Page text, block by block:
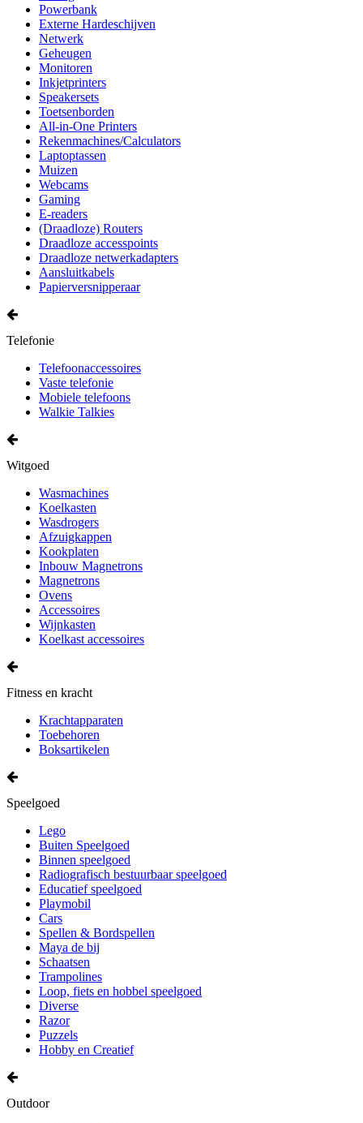
Powerbank
Externe Hardeschijven
Netwerk
Geheugen
Monitoren
Inkjetprinters
Speakersets
Toetsenborden
All-in-One Printers
Rekenmachines/Calculators
Laptoptassen
Muizen
Webcams
Gaming
E-readers
(Draadloze) Routers
Draadloze accesspoints
Draadloze netwerkadapters
Aansluitkabels
Papierversnipperaar
Telefonie
Telefoonaccessoires
Vaste telefonie
Mobiele telefoons
Walkie Talkies
Witgoed
Wasmachines
Koelkasten
Wasdrogers
Afzuigkappen
Kookplaten
Inbouw Magnetrons
Magnetrons
Ovens
Accessoires
Wijnkasten
Koelkast accessoires
Fitness en kracht
Krachtapparaten
Toebehoren
Boksartikelen
Speelgoed
Lego
Buiten Speelgoed
Binnen speelgoed
Radiografisch bestuurbaar speelgoed
Educatief speelgoed
Playmobil
Cars
Spellen & Bordspellen
Maya de bij
Schaatsen
Trampolines
Loop, fiets en hobbel speelgoed
Diverse
Razor
Puzzels
Hobby en Creatief
Outdoor